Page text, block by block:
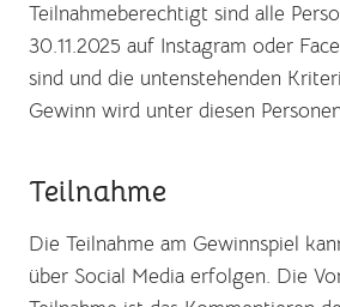
Teilnahmeberechtigt sind alle
30.11.2025 auf Instagram oder
sind und die untenstehenden
Gewinn wird unter diesen
Teilnahme
Die Teilnahme am Gewinnspiel
über Social Media erfolgen. Die